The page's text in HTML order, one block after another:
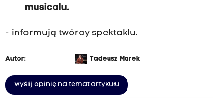
musicalu.
- informują twórcy spektaklu.
Autor: Tadeusz Marek
Wyślij opinię na temat artykułu